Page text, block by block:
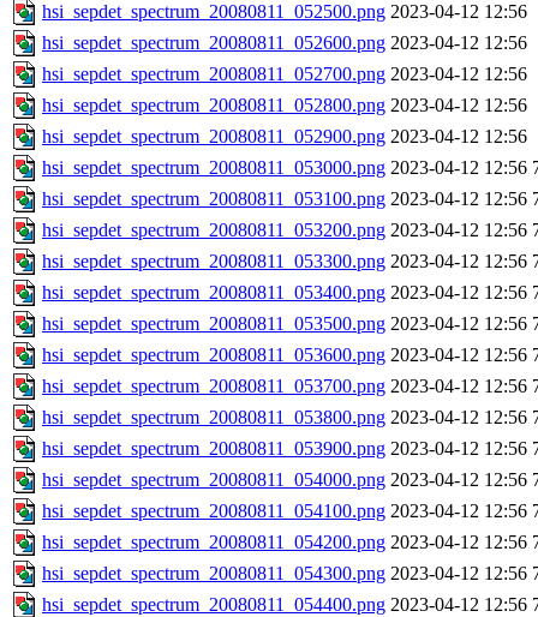
hsi_sepdet_spectrum_20080811_052500.png 2023-04-12 12:56
hsi_sepdet_spectrum_20080811_052600.png 2023-04-12 12:56
hsi_sepdet_spectrum_20080811_052700.png 2023-04-12 12:56
hsi_sepdet_spectrum_20080811_052800.png 2023-04-12 12:56
hsi_sepdet_spectrum_20080811_052900.png 2023-04-12 12:56
hsi_sepdet_spectrum_20080811_053000.png 2023-04-12 12:56
hsi_sepdet_spectrum_20080811_053100.png 2023-04-12 12:56
hsi_sepdet_spectrum_20080811_053200.png 2023-04-12 12:56
hsi_sepdet_spectrum_20080811_053300.png 2023-04-12 12:56
hsi_sepdet_spectrum_20080811_053400.png 2023-04-12 12:56
hsi_sepdet_spectrum_20080811_053500.png 2023-04-12 12:56
hsi_sepdet_spectrum_20080811_053600.png 2023-04-12 12:56
hsi_sepdet_spectrum_20080811_053700.png 2023-04-12 12:56
hsi_sepdet_spectrum_20080811_053800.png 2023-04-12 12:56
hsi_sepdet_spectrum_20080811_053900.png 2023-04-12 12:56
hsi_sepdet_spectrum_20080811_054000.png 2023-04-12 12:56
hsi_sepdet_spectrum_20080811_054100.png 2023-04-12 12:56
hsi_sepdet_spectrum_20080811_054200.png 2023-04-12 12:56
hsi_sepdet_spectrum_20080811_054300.png 2023-04-12 12:56
hsi_sepdet_spectrum_20080811_054400.png 2023-04-12 12:56